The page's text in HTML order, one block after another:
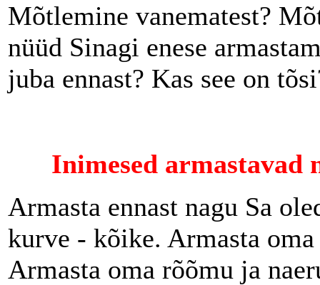
Mõtlemine vanematest?
nüüd Sinagi enese
juba ennast? Kas see on
Inimesed armastavad
Armasta ennast nagu Sa
kurve - kõike. Armasta
Armasta oma rõõmu ja